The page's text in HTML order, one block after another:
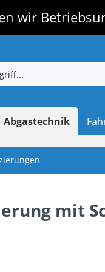
wir
Abgastechnik
mit